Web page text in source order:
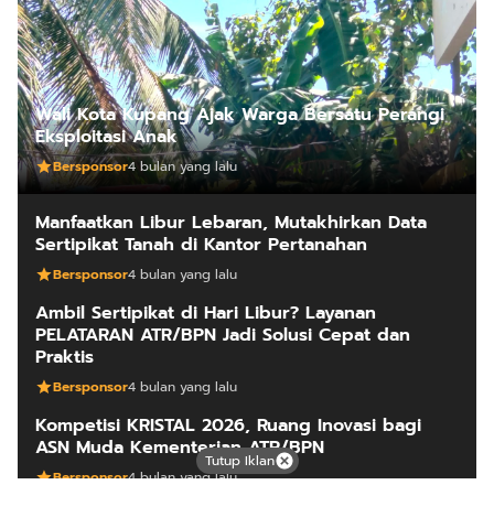
Wali Kota Kupang Ajak Warga Bersatu Perangi
Eksploitasi Anak
Bersponsor4 bulan yang lalu
Manfaatkan Libur Lebaran, Mutakhirkan Data
Sertipikat Tanah di Kantor Pertanahan
Bersponsor4 bulan yang lalu
Ambil Sertipikat di Hari Libur? Layanan
PELATARAN ATR/BPN Jadi Solusi Cepat dan
Praktis
Bersponsor4 bulan yang lalu
Kompetisi KRISTAL 2026, Ruang Inovasi bagi
ASN Muda Kementerian ATR/BPN
Bersponsor4 bulan yang lalu
Tutup Iklan